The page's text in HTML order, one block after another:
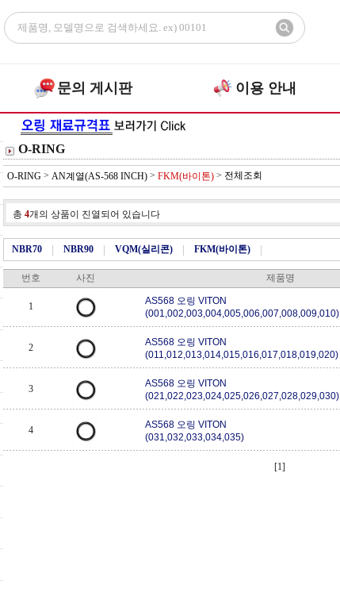
문의 게시판 이용 안내
O-RING
O-RING > AN계열(AS-568 INCH) > FKM(바이톤) > 전체조회
총 4개의 상품이 진열되어 있습니다
NBR70 NBR90 VQM(실리콘) FKM(바이톤)
번호 사진 제품명
1
AS568 오링 VITON
(001,002,003,004,005,006,007,008,009,010)
2
AS568 오링 VITON
(011,012,013,014,015,016,017,018,019,020)
3
AS568 오링 VITON
(021,022,023,024,025,026,027,028,029,030)
4
AS568 오링 VITON
(031,032,033,034,035)
[1]